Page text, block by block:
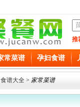
推
常菜谱 孕妇食谱
食谱大全 > 家常菜谱